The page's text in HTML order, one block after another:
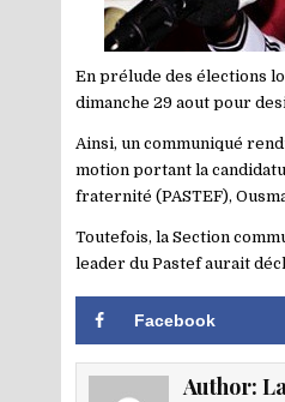
En prélude des élections
dimanche 29 aout pour
Ainsi, un communiqué
motion portant la
fraternité (PASTEF),
Toutefois, la Section
leader du Pastef aurait
Facebook
Author: